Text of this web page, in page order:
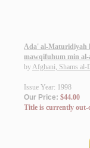
Ada' al-Maturidiyah
mawqifuhum min
byAfghani, Shams al-
Issue Year: 1998
Our Price: $44.00
Title is currently